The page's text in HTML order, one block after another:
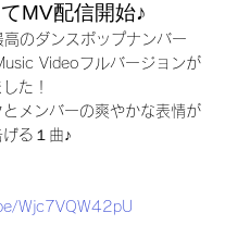
MV配信開始♪
のダンスポップナンバー
Videoフルバージョンが
た！
メンバーの爽やかな表情が
る１曲♪
Wjc7VQW42pU